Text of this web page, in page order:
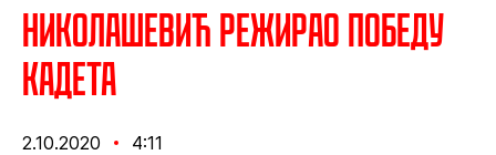
Николашевић режирао победу
кадета
2.10.2020 4:11